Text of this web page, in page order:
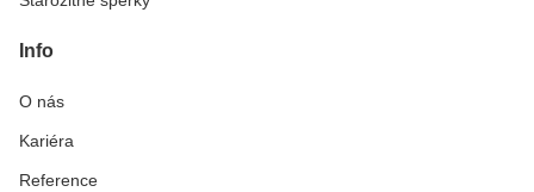
Info
O nás
Kariéra
Reference